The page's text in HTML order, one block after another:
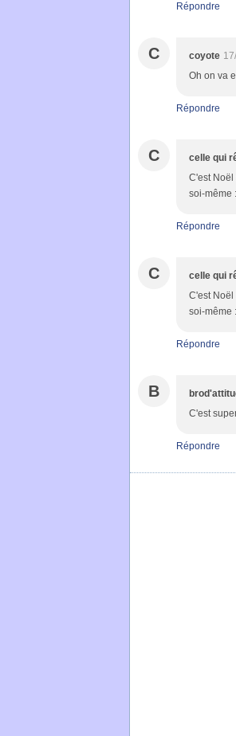
Répondre
C coyote
Oh on va
Répondre
C celle qui
C'est
soi-même
Répondre
C celle qui
C'est
soi-même
Répondre
B
C'est
Répondre